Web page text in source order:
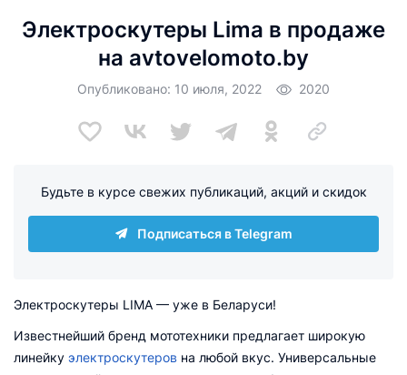
Электроскутеры Lima в продаже
на avtovelomoto.by
Опубликовано: 10 июля, 2022 2020
Будьте в курсе свежих публикаций, акций и скидок
Подписаться в Telegram
Электроскутеры LIMA — уже в Беларуси!
Известнейший бренд мототехники предлагает широкую
линейку электроскутеров на любой вкус. Универсальные